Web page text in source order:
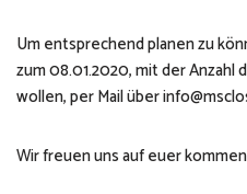
Um entsprechend planen zu
zum 08.01.2020, mit der
wollen, per Mail über
Wir freuen uns auf euer